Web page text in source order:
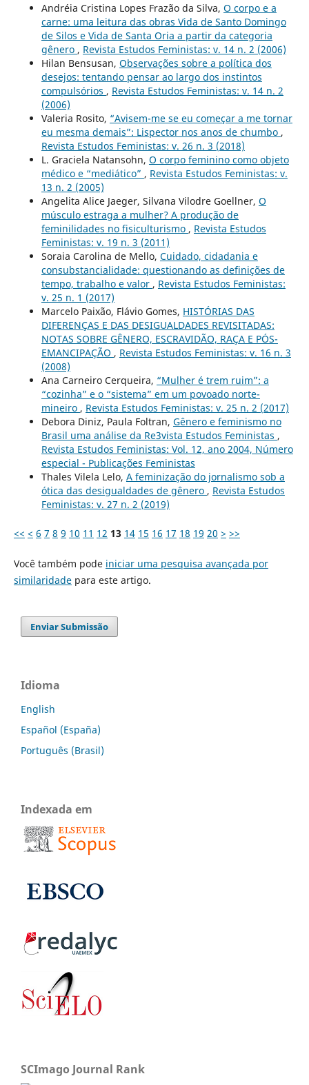
Andréia Cristina Lopes Frazão da Silva, O corpo e a
carne: uma leitura das obras Vida de Santo Domingo
de Silos e Vida de Santa Oria a partir da categoria
gênero , Revista Estudos Feministas: v. 14 n. 2 (2006)
Hilan Bensusan, Observações sobre a política dos
desejos: tentando pensar ao largo dos instintos
compulsórios , Revista Estudos Feministas: v. 14 n. 2
(2006)
Valeria Rosito, “Avisem-me se eu começar a me tornar
eu mesma demais”: Lispector nos anos de chumbo ,
Revista Estudos Feministas: v. 26 n. 3 (2018)
L. Graciela Natansohn, O corpo feminino como objeto
médico e “mediático” , Revista Estudos Feministas: v.
13 n. 2 (2005)
Angelita Alice Jaeger, Silvana Vilodre Goellner, O
músculo estraga a mulher? A produção de
feminilidades no fisiculturismo , Revista Estudos
Feministas: v. 19 n. 3 (2011)
Soraia Carolina de Mello, Cuidado, cidadania e
consubstancialidade: questionando as definições de
tempo, trabalho e valor , Revista Estudos Feministas:
v. 25 n. 1 (2017)
Marcelo Paixão, Flávio Gomes, HISTÓRIAS DAS
DIFERENÇAS E DAS DESIGUALDADES REVISITADAS:
NOTAS SOBRE GÊNERO, ESCRAVIDÃO, RAÇA E PÓS-
EMANCIPAÇÃO , Revista Estudos Feministas: v. 16 n. 3
(2008)
Ana Carneiro Cerqueira, “Mulher é trem ruim”: a
“cozinha” e o “sistema” em um povoado norte-
mineiro , Revista Estudos Feministas: v. 25 n. 2 (2017)
Debora Diniz, Paula Foltran, Gênero e feminismo no
Brasil uma análise da Re3vista Estudos Feministas ,
Revista Estudos Feministas: Vol. 12, ano 2004, Número
especial - Publicações Feministas
Thales Vilela Lelo, A feminização do jornalismo sob a
ótica das desigualdades de gênero , Revista Estudos
Feministas: v. 27 n. 2 (2019)
<< < 6 7 8 9 10 11 12 13 14 15 16 17 18 19 20 > >>
Você também pode iniciar uma pesquisa avançada por
similaridadepara este artigo.
Enviar Submissão
Idioma
English
Español (España)
Português (Brasil)
Indexada em
SCImago Journal Rank